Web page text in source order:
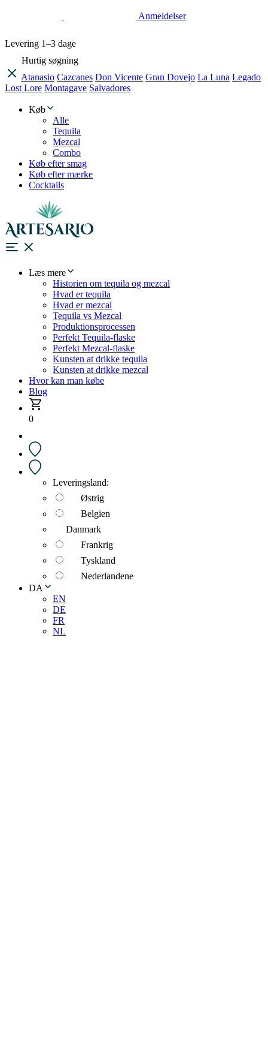
Anmeldelser
Levering 1–3 dage
Hurtig søgning
Atanasio Cazcanes Don Vicente Gran Dovejo La Luna Legado
Lost Lore Montagave Salvadores
Køb
Alle
Tequila
Mezcal
Combo
Køb efter smag
Køb efter mærke
Cocktails
Læs mere
Historien om tequila og mezcal
Hvad er tequila
Hvad er mezcal
Tequila vs Mezcal
Produktionsprocessen
Perfekt Tequila-flaske
Perfekt Mezcal-flaske
Kunsten at drikke tequila
Kunsten at drikke mezcal
Hvor kan man købe
Blog
0
Leveringsland:
Østrig
Belgien
Danmark
Frankrig
Tyskland
Nederlandene
DA
EN
DE
FR
NL